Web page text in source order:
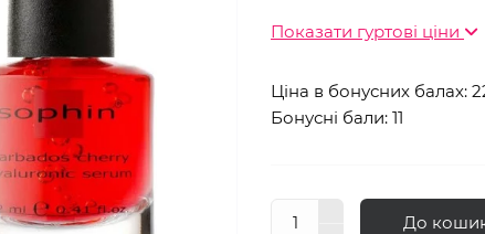
Показати гуртові ціни
Ціна в бонусних балах:
Бонусні бали: 11
До